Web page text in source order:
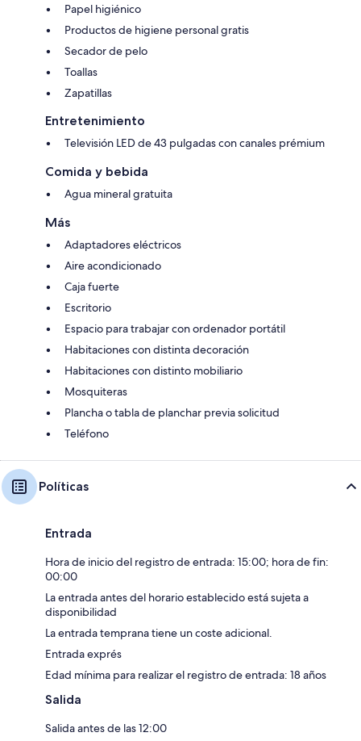
Papel higiénico
Productos de higiene personal gratis
Secador de pelo
Toallas
Zapatillas
Entretenimiento
Televisión LED de 43 pulgadas con canales prémium
Comida y bebida
Agua mineral gratuita
Más
Adaptadores eléctricos
Aire acondicionado
Caja fuerte
Escritorio
Espacio para trabajar con ordenador portátil
Habitaciones con distinta decoración
Habitaciones con distinto mobiliario
Mosquiteras
Plancha o tabla de planchar previa solicitud
Teléfono
Políticas
Entrada
Hora de inicio del registro de entrada: 15:00; hora de fin:
00:00
La entrada antes del horario establecido está sujeta a
disponibilidad
La entrada temprana tiene un coste adicional.
Entrada exprés
Edad mínima para realizar el registro de entrada: 18 años
Salida
Salida antes de las 12:00